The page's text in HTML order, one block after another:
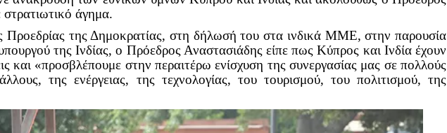
άγημα.
της Δημοκρατίας, στη δήλωσή του στα ινδικά ΜΜΕ, στην παρουσία
της Ινδίας, ο Πρόεδρος Αναστασιάδης είπε πως Κύπρος και Ινδία έχουν
και «προσβλέπουμε στην περαιτέρω ενίσχυση της συνεργασίας μας σε πολλούς
της ενέργειας, της τεχνολογίας, του τουρισμού, του πολιτισμού, της